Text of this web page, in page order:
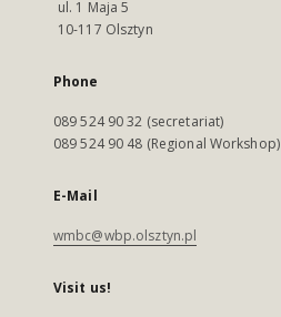
ul. 1 Maja 5
10-117 Olsztyn
Phone
089 524 90 32 (secretariat)
089 524 90 48 (Regional Workshop)
E-Mail
wmbc@wbp.olsztyn.pl
Visit us!